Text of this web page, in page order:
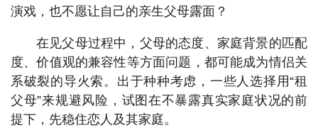
演戏，也不愿让自己的亲生父母露面？
在见父母过程中，父母的态度、家庭背景的匹配
度、价值观的兼容性等方面问题，都可能成为情侣关
系破裂的导火索。出于种种考虑，一些人选择用“租
父母”来规避风险，试图在不暴露真实家庭状况的前
提下，先稳住恋人及其家庭。